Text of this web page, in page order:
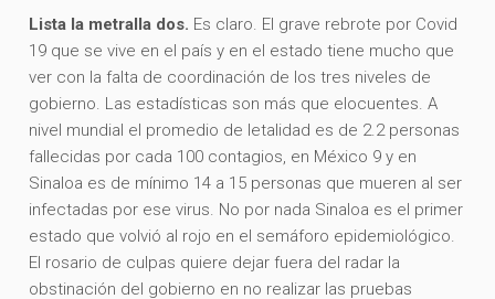
Lista la metralla dos. Es claro. El grave rebrote por Covid
19 que se vive en el país y en el estado tiene mucho que
ver con la falta de coordinación de los tres niveles de
gobierno. Las estadísticas son más que elocuentes. A
nivel mundial el promedio de letalidad es de 2.2 personas
fallecidas por cada 100 contagios, en México 9 y en
Sinaloa es de mínimo 14 a 15 personas que mueren al ser
infectadas por ese virus. No por nada Sinaloa es el primer
estado que volvió al rojo en el semáforo epidemiológico.
El rosario de culpas quiere dejar fuera del radar la
obstinación del gobierno en no realizar las pruebas